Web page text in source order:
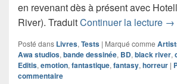
en revenant dès à présent avec
River). TraduitContinuer la lecture →
Posté dans Livres, Tests | Marqué comme
Awa studios, bande dessinée, BD, black river,
Editis, emotion, fantastique, fantasy, horreur |
commentaire